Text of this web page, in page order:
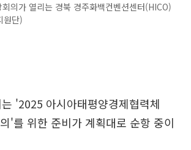
의가 열리는 경북 경주화백컨벤션센터(HICO)
원단)
'2025 아시아태평양경제협력체
'를 위한 준비가 계획대로 순항 중이